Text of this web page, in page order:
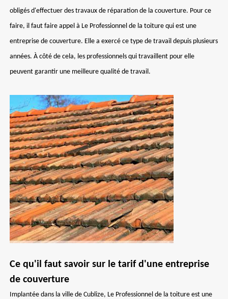
obligés d'effectuer des travaux de réparation de la couverture. Pour ce
faire, il faut faire appel à Le Professionnel de la toiture qui est une
entreprise de couverture. Elle a exercé ce type de travail depuis plusieurs
années. À côté de cela, les professionnels qui travaillent pour elle
peuvent garantir une meilleure qualité de travail.
Ce qu'il faut savoir sur le tarif d'une entreprise
de couverture
Implantée dans la ville de Cublize, Le Professionnel de la toiture est une